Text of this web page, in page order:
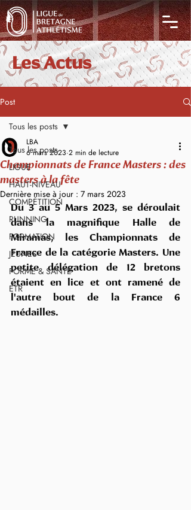
Les Actus
Post
Tous les posts
LIGUE
HAUT-NIVEAU
COMPÉTITION
RUNNING
FORMATION
JEUNES
FORME & SANTÉ
ETR
Tous les posts
Championnats de France Masters : des
masters à la fête
LBA
6 mars 2023 2 min de lecture
Dernière mise à jour : 7 mars 2023
Du 3 au 5 Mars 2023, se déroulait
dans la magnifique Halle de
Miramas, les Championnats de
France de la catégorie Masters. Une
petite délégation de 12 bretons
étaient en lice et ont ramené de
l'autre bout de la France 6
médailles.